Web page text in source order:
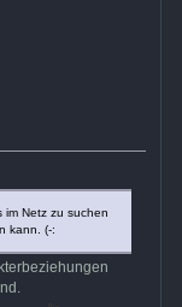
im Netz zu suchen
kann. (-: